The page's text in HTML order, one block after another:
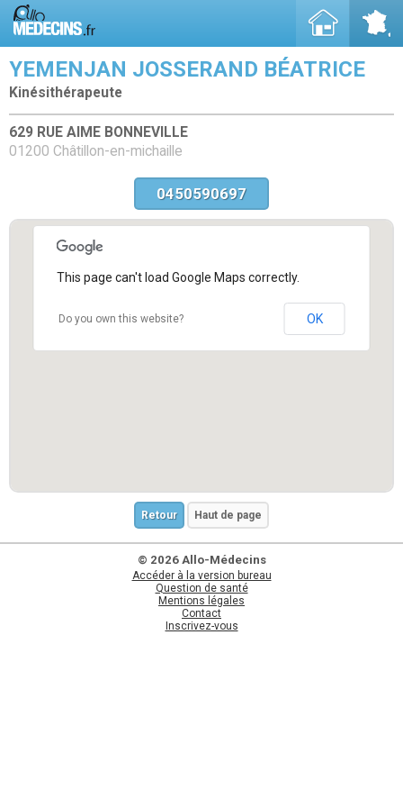
YEMENJAN JOSSERAND BÉATRICE
Kinésithérapeute
629 RUE AIME BONNEVILLE
01200 Châtillon-en-michaille
0450590697
This page can't load Google Maps correctly.
Do you own this website? OK
Retour Haut de page
© 2026 Allo-Médecins
Accéder à la version bureau
Question de santé
Mentions légales
Contact
Inscrivez-vous